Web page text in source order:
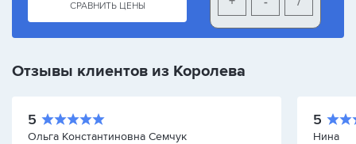
СРАВНИТЬ ЦЕНЫ
Отзывы клиентов из Королева
5
Ольга Константиновна Семчук
5
Нина